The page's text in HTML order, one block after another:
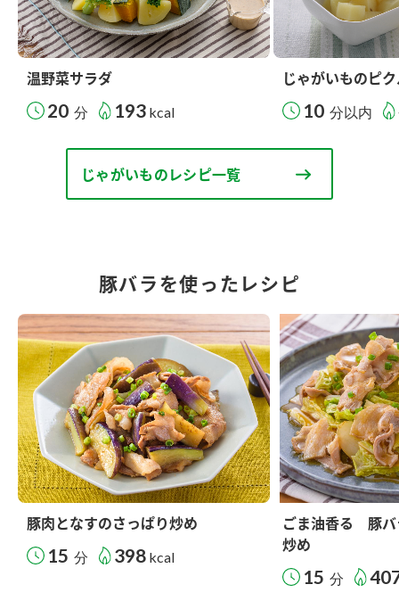
温野菜サラダ
20 分 193 kcal
じゃがいものピ
10 分以内
じゃがいものレシピ一覧
豚バラを使ったレシピ
豚肉となすのさっぱり炒め
15 分 398 kcal
ごま油香る 豚バ
炒め
15 分